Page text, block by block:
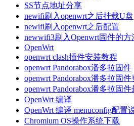
SS节点地址分享
newifi刷入openwrt之后挂载U盘
newifi刷入openwrt之后配置
newwifi3刷入Openwrt固件的方
OpenWrt
openwrt clash插件安装教程
openwrt Pandorabox潘多拉固件
openwrt Pandorabox潘多拉固
openwrt Pandorabox潘多拉固
OpenWrt 编译
OpenWrt 编译 menuconfig配置
Chromium OS操作系统下载